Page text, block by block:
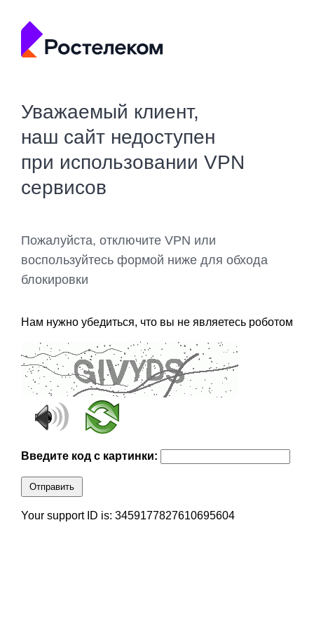
Уважаемый клиент,
наш сайт недоступен
при использовании VPN
сервисов
Пожалуйста, отключите VPN или
воспользуйтесь формой ниже для обхода
блокировки
Нам нужно убедиться, что вы не являетесь роботом
Введите код с картинки:
Отправить
Your support ID is: 3459177827610695604